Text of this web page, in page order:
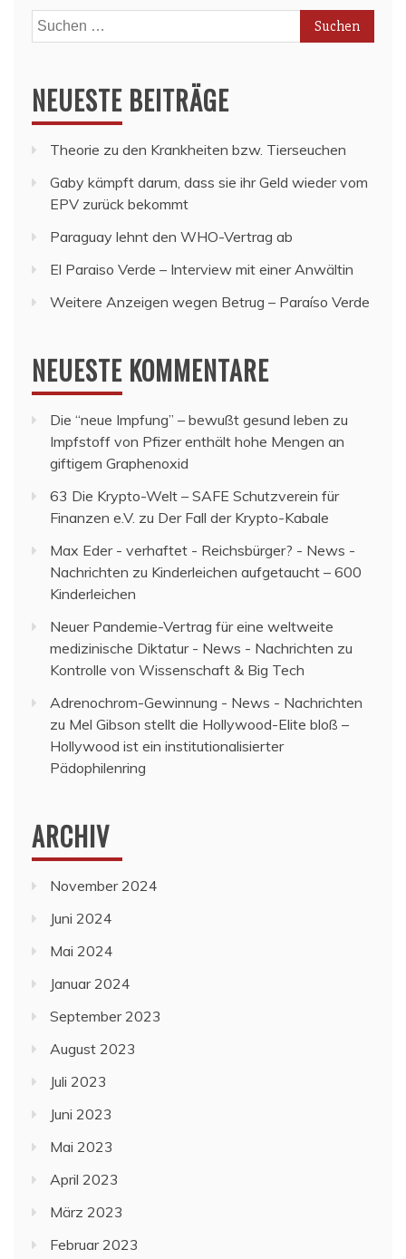
Suchen
nach:
NEUESTE BEITRÄGE
Theorie zu den Krankheiten bzw. Tierseuchen
Gaby kämpft darum, dass sie ihr Geld wieder vom
EPV zurück bekommt
Paraguay lehnt den WHO-Vertrag ab
El Paraiso Verde – Interview mit einer Anwältin
Weitere Anzeigen wegen Betrug – Paraíso Verde
NEUESTE KOMMENTARE
Die “neue Impfung” – bewußt gesund leben zu
Impfstoff von Pfizer enthält hohe Mengen an
giftigem Graphenoxid
63 Die Krypto-Welt – SAFE Schutzverein für
Finanzen e.V. zu Der Fall der Krypto-Kabale
Max Eder - verhaftet - Reichsbürger? - News -
Nachrichten zu Kinderleichen aufgetaucht – 600
Kinderleichen
Neuer Pandemie-Vertrag für eine weltweite
medizinische Diktatur - News - Nachrichten zu
Kontrolle von Wissenschaft & Big Tech
Adrenochrom-Gewinnung - News - Nachrichten
zu Mel Gibson stellt die Hollywood-Elite bloß –
Hollywood ist ein institutionalisierter
Pädophilenring
ARCHIV
November 2024
Juni 2024
Mai 2024
Januar 2024
September 2023
August 2023
Juli 2023
Juni 2023
Mai 2023
April 2023
März 2023
Februar 2023